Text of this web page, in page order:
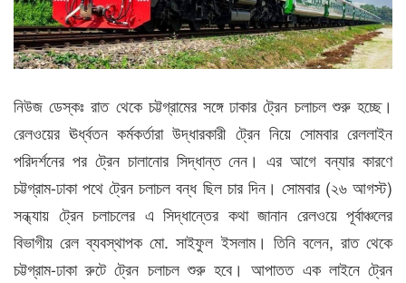
নিউজ ডেস্কঃ রাত থেকে চট্টগ্রামের সঙ্গে ঢাকার ট্রেন চলাচল শুরু হচ্ছে।
রেলওয়ের ঊর্ধ্বতন কর্মকর্তারা উদ্ধারকারী ট্রেন নিয়ে সোমবার রেললাইন
পরিদর্শনের পর ট্রেন চালানোর সিদ্ধান্ত নেন। এর আগে বন্যার কারণে
চট্টগ্রাম-ঢাকা পথে ট্রেন চলাচল বন্ধ ছিল চার দিন। সোমবার (২৬ আগস্ট)
সন্ধ্যায় ট্রেন চলাচলের এ সিদ্ধান্তের কথা জানান রেলওয়ে পূর্বাঞ্চলের
বিভাগীয় রেল ব্যবস্থাপক মো. সাইফুল ইসলাম। তিনি বলেন, রাত থেকে
চট্টগ্রাম-ঢাকা রুটে ট্রেন চলাচল শুরু হবে। আপাতত এক লাইনে ট্রেন